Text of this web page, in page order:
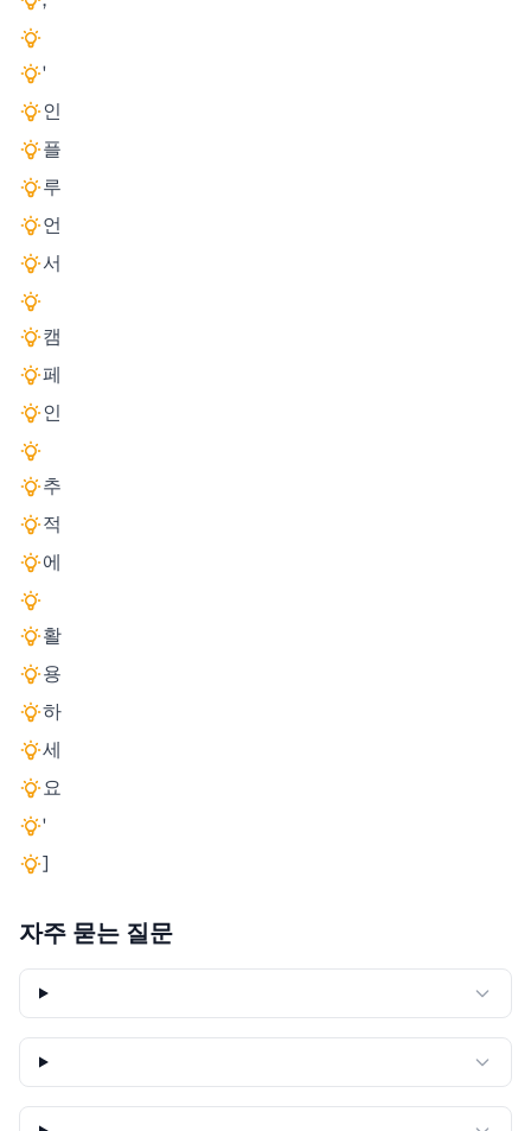
'
인
플
루
언
서
캠
페
인
추
적
에
활
용
하
세
요
'
]
자주 묻는 질문